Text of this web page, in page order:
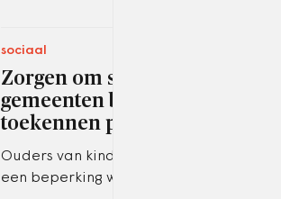
sociaal
Zorgen om strengere
gemeenten bij
toekennen pgb-zorg
Ouders van kinderen met
een beperking worden